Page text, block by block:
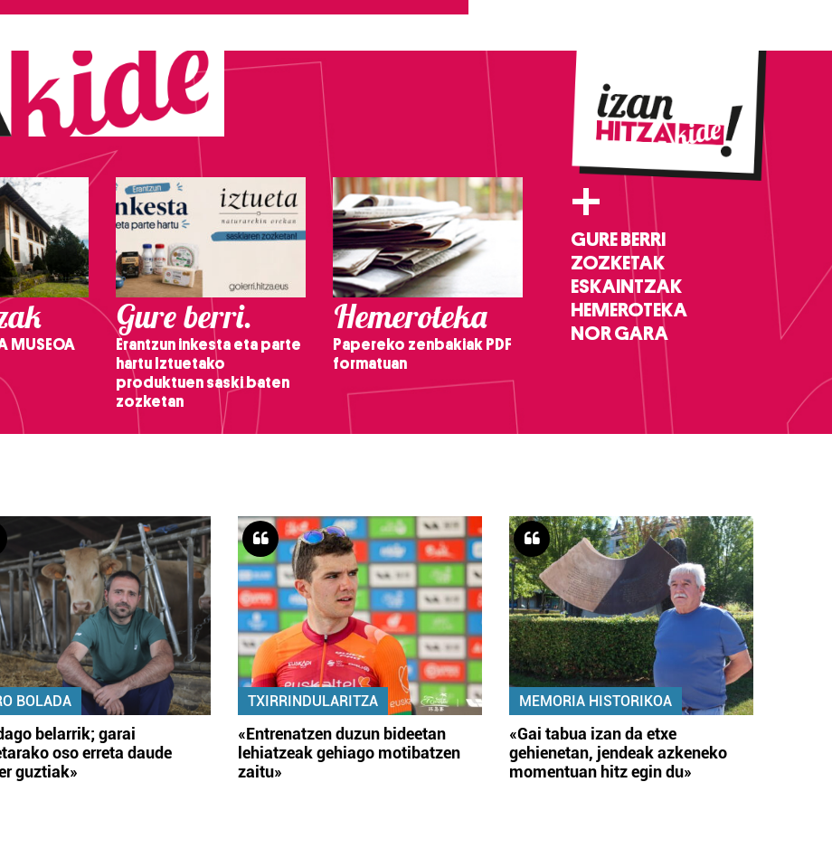
MUSEOA
Gure berri.
Erantzun inkesta eta parte
hartu Iztuetako
produktuen saski baten
zozketan
Hemeroteka
Papereko zenbakiak PDF
formatuan
+
GURE BERRI
ZOZKETAK
ESKAINTZAK
HEMEROTEKA
NOR GARA
BOLADA
belarrik; garai
oso erreta daude
guztiak»
TXIRRINDULARITZA
«Entrenatzen duzun bideetan
lehiatzeak gehiago motibatzen
zaitu»
MEMORIA HISTORIKOA
«Gai tabua izan da etxe
gehienetan, jendeak azkeneko
momentuan hitz egin du»